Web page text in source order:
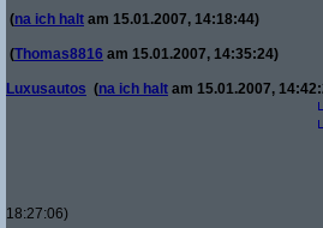
(na ich halt am 15.01.2007, 14:18:44)
(Thomas8816 am 15.01.2007, 14:35:24)
Luxusautos (na ich halt am 15.01.2007,
18:27:06)